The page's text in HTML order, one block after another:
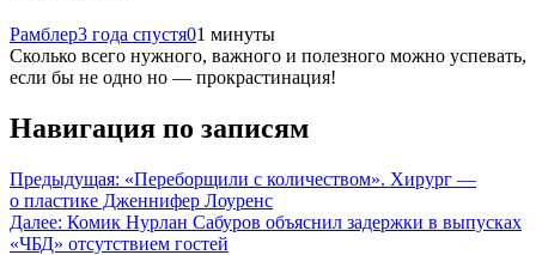
Рамблер3 года спустя01 минуты
Сколько всего нужного, важного и полезного можно успевать,
если бы не одно но — прокрастинация!
Навигация по записям
Предыдущая: «Переборщили с количеством». Хирург —
о пластике Дженнифер Лоуренс
Далее: Комик Нурлан Сабуров объяснил задержки в выпусках
«ЧБД» отсутствием гостей